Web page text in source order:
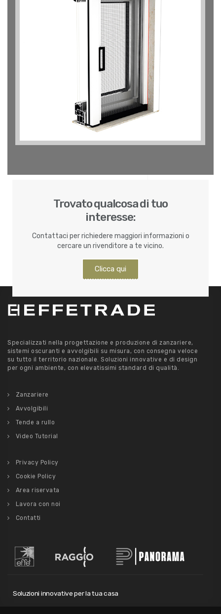
Trovato qualcosa di tuo
interesse:
Contattaci per richiedere maggiori informazioni o
cercare un rivenditore a te vicino.
Clicca qui
Specializzati nella progettazione e produzione di zanzariere,
sistemi oscuranti e avvolgibili su misura, con consegna veloce
su tutto il territorio nazionale. Soluzioni innovative e di design
per ogni ambiente, con elevatissimi standard di qualità.
Zanzariere
Avvolgibili
Tende a rullo
Video Tutorial
Privacy Policy
Cookie Policy
Area riservata
Lavora con noi
Contatti
Soluzioni innovative per la tua casa